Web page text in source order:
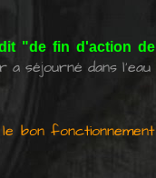
"de fin d'action
séjourné dans l'eau
bon